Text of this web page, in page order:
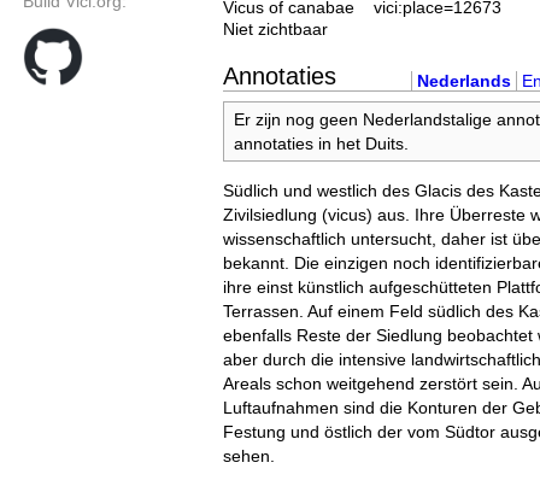
Vicus of canabae
Niet zichtbaar
vici:place=12673
Annotaties Nederlands
Er zijn nog geen Nederlandstalige
annotaties in het Duits.
Südlich und westlich des Glacis des
Zivilsiedlung (vicus) aus. Ihre Überreste
wissenschaftlich untersucht, daher ist
bekannt. Die einzigen noch
ihre einst künstlich aufgeschütteten
Terrassen. Auf einem Feld südlich des
ebenfalls Reste der Siedlung beobachtet
aber durch die intensive
Areals schon weitgehend zerstört sein.
Luftaufnahmen sind die Konturen der
Festung und östlich der vom Südtor
sehen.